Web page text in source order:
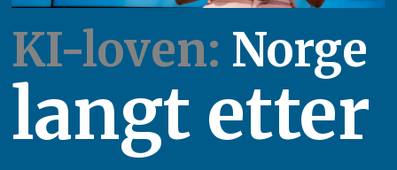
KI-loven: Norge
langt etter